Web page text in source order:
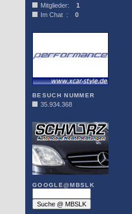
Mitglieder: 1
Im Chat : 0
BESUCH NUMMER
35.934.368
GOOGLE@MBSLK